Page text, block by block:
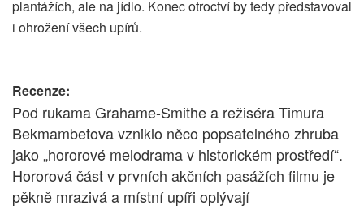
plantážích, ale na jídlo. Konec otroctví by tedy představoval
i ohrožení všech upírů.
Recenze:
Pod rukama Grahame-Smithe a režiséra Timura
Bekmambetova vzniklo něco popsatelného zhruba
jako „hororové melodrama v historickém prostředí“.
Hororová část v prvních akčních pasážích filmu je
pěkně mrazivá a místní upíři oplývají